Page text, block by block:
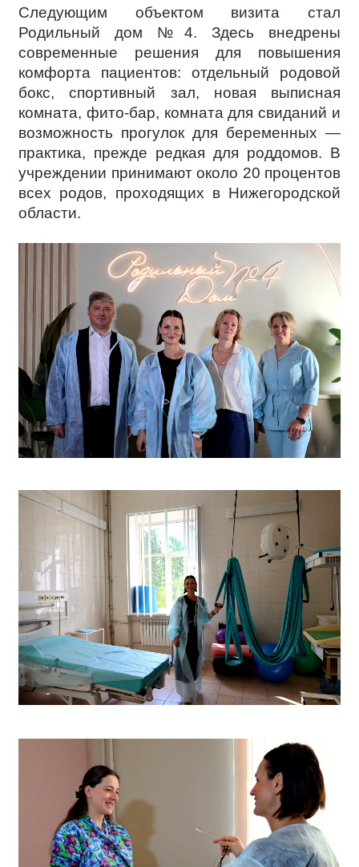
Следующим объектом визита стал
Родильный дом №4. Здесь внедрены
современные решения для повышения
комфорта пациентов: отдельный родовой
бокс, спортивный зал, новая выписная
комната, фито-бар, комната для свиданий и
возможность прогулок для беременных —
практика, прежде редкая для роддомов. В
учреждении принимают около 20 процентов
всех родов, проходящих в Нижегородской
области.